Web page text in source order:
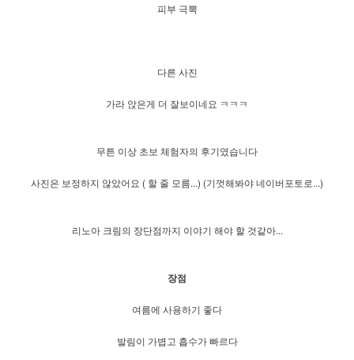
피부 극뽁
다른 사진
가라 앉은게 더 잘보이네요 ㅋㅋㅋ
무튼 이상 초보 체험자의 후기였습니다
사진은 보정하지 않았어요 ( 할 줄 모름...) (기껏해봐야 네이버포토로...)
리노아 크림의 장단점까지 이야기 해야 할 것같아...
장점
여름에 사용하기 좋다
발림이 가볍고 흡수가 빠르다